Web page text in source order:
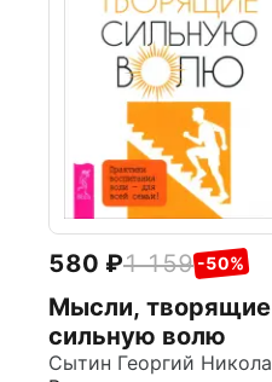
580 1 159 -50%
Мысли, творящие
сильную волю